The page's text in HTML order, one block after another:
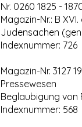
Nr. 0260 1825 -
Magazin-Nr.: B XVI.
Judensachen
Indexnummer: 726
Magazin-Nr. 3127
Pressewesen
Beglaubigung von
Indexnummer: 568